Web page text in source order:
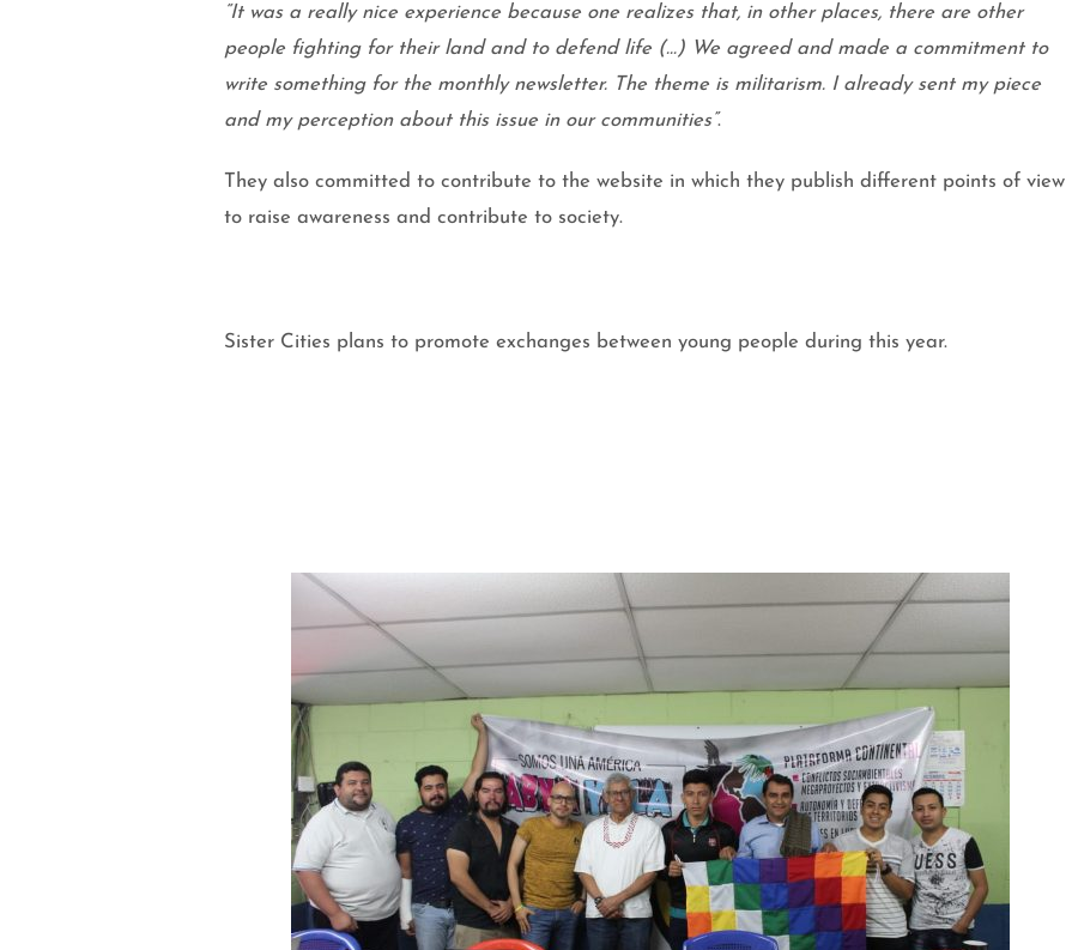
“It was a really nice experience because one realizes that, in other places, there are other
people fighting for their land and to defend life (…) We agreed and made a commitment to
write something for the monthly newsletter. The theme is militarism. I already sent my piece
and my perception about this issue in our communities”.
They also committed to contribute to the website in which they publish different points of view
to raise awareness and contribute to society.
Sister Cities plans to promote exchanges between young people during this year.